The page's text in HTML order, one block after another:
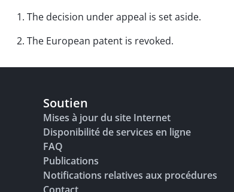
1. The decision under appeal is set aside.
2. The European patent is revoked.
Soutien
Mises à jour du site Internet
Disponibilité de services en ligne
FAQ
Publications
Notifications relatives aux procédures